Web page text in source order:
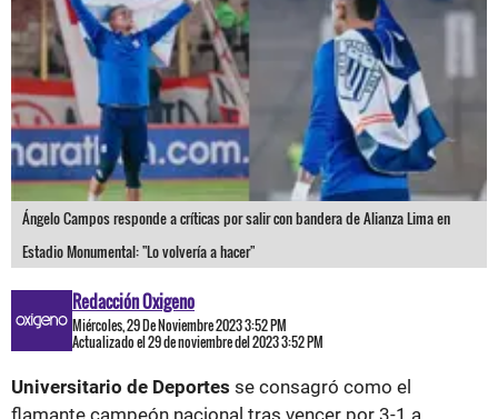
Ángelo Campos responde a críticas por salir con bandera de Alianza Lima en
Estadio Monumental: "Lo volvería a hacer"
Redacción Oxigeno
Miércoles, 29 De Noviembre 2023 3:52 PM
Actualizado el 29 de noviembre del 2023 3:52 PM
Universitario de Deportes se consagró como el
flamante campeón nacional tras vencer por 3-1 a